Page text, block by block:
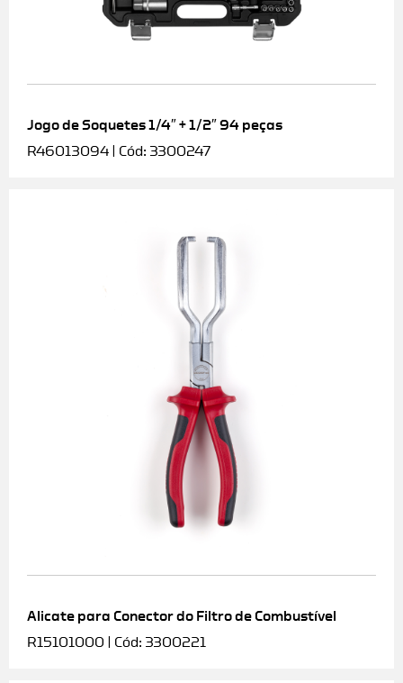
Jogo de Soquetes 1/4″ + 1/2″ 94 peças
R46013094 | Cód: 3300247
Alicate para Conector do Filtro de Combustível
R15101000 | Cód: 3300221